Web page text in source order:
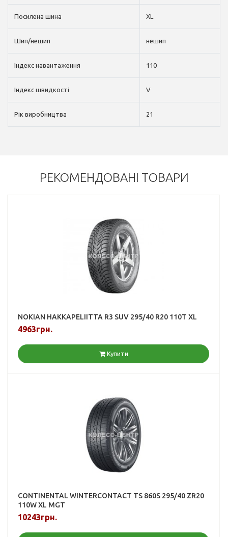
Посилена шина XL
Шип/нешип нешип
Індекс навантаження 110
Індекс швидкості V
Рік виробництва 21
РЕКОМЕНДОВАНІ ТОВАРИ
NOKIAN HAKKAPELIITTA R3 SUV 295/40 R20 110T XL
4963грн.
Купити
CONTINENTAL WINTERCONTACT TS 860S 295/40 ZR20
110W XL MGT
10243грн.